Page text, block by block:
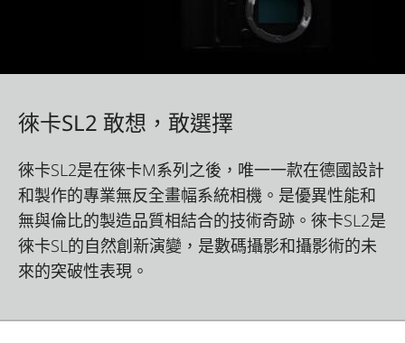
徠卡SL2 敢想，敢選擇
徠卡SL2是在徠卡M系列之後，唯一一款在德國設計
和製作的專業無反全畫幅系統相機。是優異性能和
無與倫比的製造品質相結合的技術奇跡。徠卡SL2是
徠卡SL的自然創新演變，是數碼攝影和攝影術的未
來的突破性表現。